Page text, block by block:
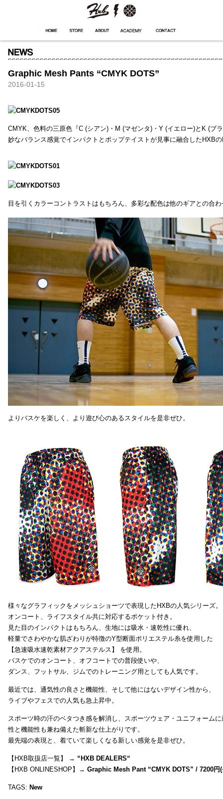
Graphic Mesh Pants “CMYK DOTS”
2016-01-15
CMYK、色料の三原色『C (シアン)・M (マゼンタ)・Y (イエロー)とK (ブ
妙なバランス感覚でインパクトとポップテイストが見事に融合したHXB
目を引くカラーコントラストはもちろん、多彩な配色は他のギアとの合
よりバスケを楽しく、より遊び心のあるスタイルを是非ぜひ。
様々なグラフィックをメッシュショーツで表現したHXBの人気シリーズ。
オンコート、ライフスタイル共に対応するポケット付き。
見た目のインパクトはもちろん、生地には吸水・速乾性に優れ、
軽量でさわやかな肌ざわりが特徴のY型断面ポリエステル糸を使用した
【急速吸水速乾素材アクアステルス】 を使用。
バスケでのオンコート、オフコートでの普段使いや、
ダンス、フットサル、ジムでのトレーニング用としても人気です。
最近では、通気性の良さと機能性、そして他にはないデザイン性から、
ライブやフェスでの人気も急上昇中。
スポーツ時の汗のベタつき感を解消し、スポーツウェア・ユニフォーム
性と機能性も兼ね備えた斬新な仕上がりです。
最先端の表現と、着ていて楽しくなる新しい感覚を是非ぜひ。
【HXB取扱店一覧】 → “HXB DEALERS“
【HXB ONLINESHOP】→ Graphic Mesh Pant “CMYK DOTS” / 7200円
TAGS: New